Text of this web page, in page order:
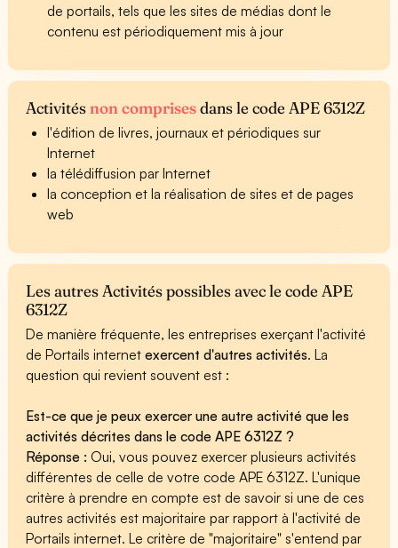
de portails, tels que les sites de médias dont le
contenu est périodiquement mis à jour
Activitésnon comprisesdans le code APE 6312Z
l'édition de livres, journaux et périodiques sur
Internet
la télédiffusion par Internet
la conception et la réalisation de sites et de pages
web
Les autres Activités possibles avec le code APE
6312Z
De manière fréquente, les entreprises exerçant l'activité
de Portails internetexercent d'autres activités. La
question qui revient souvent est :
Est-ce que je peux exercer une autre activité que les
activités décrites dans le code APE 6312Z ?
Réponse :Oui, vous pouvez exercer plusieurs activités
différentes de celle de votre code APE 6312Z. L'unique
critère à prendre en compte est de savoir si une de ces
autres activités est majoritaire par rapport à l'activité de
Portails internet. Le critère de "majoritaire" s'entend par